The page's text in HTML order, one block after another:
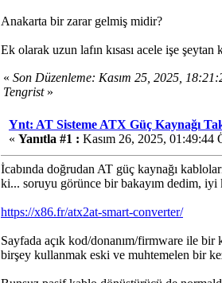
Anakarta bir zarar gelmiş midir?
Ek olarak uzun lafın kısası acele işe şeytan
« Son Düzenleme: Kasım 25, 2025,
Tengrist»
Ynt: AT Sisteme ATX Güç Kaynağı
« Yanıtla #1 : Kasım 26, 2025, 01:49:44
İcabında doğrudan AT güç kaynağı
ki... soruyu görünce bir bakayım dedim, iyi
https://x86.fr/atx2at-smart-converter/
Sayfada açık kod/donanım/firmware ile
birşey kullanmak eski ve muhtemelen bir